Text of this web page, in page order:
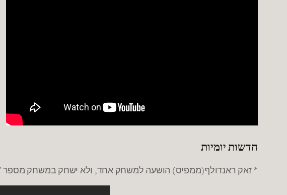
חדשות יומיות
* זאק ראנדולף(ממפיס) הושעה למשחק אחד, ולא ישחק במשחק מספר 7 נגד אוקלהומה.